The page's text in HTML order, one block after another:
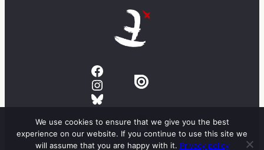
Facebook
Instagram
Bluesky
We use cookies to ensure that we give you the best
experience on our website. If you continue to use this site we
will assume that you are happy with it. Privacy policy